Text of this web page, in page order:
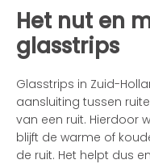
Het nut en
glasstrips
Glasstrips in Zuid-
aansluiting tussen
van een ruit. Hierdoor
blijft de warme of
de ruit. Het helpt dus